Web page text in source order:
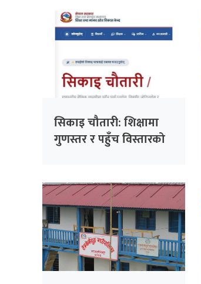
सिकाइ चौतारी: शिक्षामा
गुणस्तर र पहुँच विस्तारको